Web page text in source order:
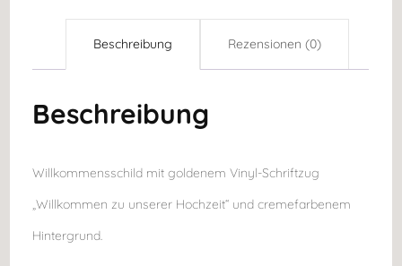
Beschreibung Rezensionen (0)
Beschreibung
Willkommensschild mit goldenem Vinyl-Schriftzug
„Willkommen zu unserer Hochzeit“ und cremefarbenem
Hintergrund.